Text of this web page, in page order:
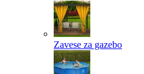
Zavese za gazebo